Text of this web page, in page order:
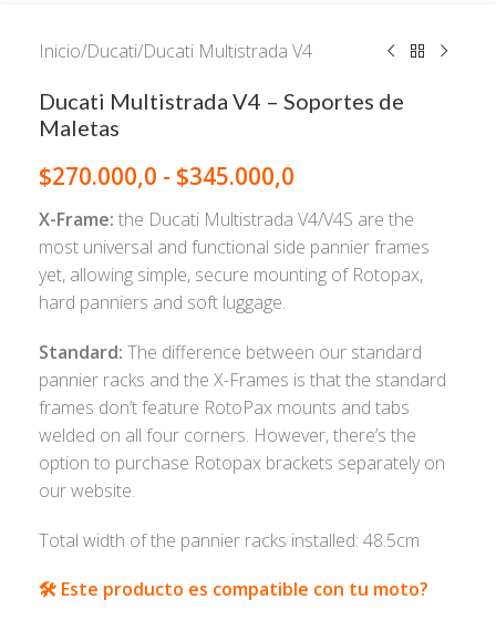
Inicio/Ducati/Ducati Multistrada V4
Ducati Multistrada V4 – Soportes de
Maletas
$270.000,0 - $345.000,0
X-Frame: the Ducati Multistrada V4/V4S are the
most universal and functional side pannier frames
yet, allowing simple, secure mounting of Rotopax,
hard panniers and soft luggage.
Standard: The difference between our standard
pannier racks and the X-Frames is that the standard
frames don’t feature RotoPax mounts and tabs
welded on all four corners. However, there’s the
option to purchase Rotopax brackets separately on
our website.
Total width of the pannier racks installed: 48.5cm
🛠️ Este producto es compatible con tu moto?